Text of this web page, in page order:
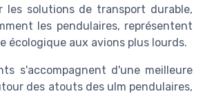
les solutions de transport durable,
les pendulaires, représentent
écologique aux avions plus lourds.
s'accompagnent d'une meilleure
des atouts des ulm pendulaires,